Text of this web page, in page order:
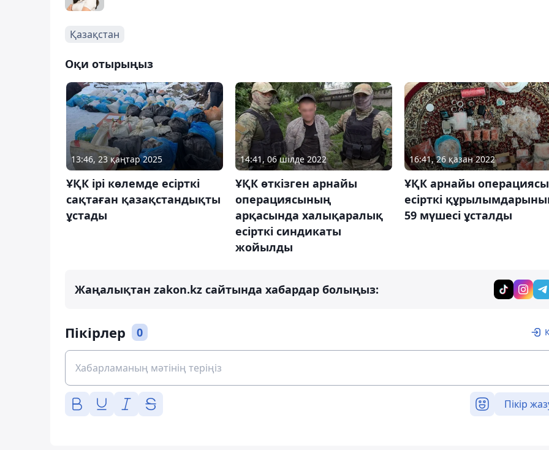
Қазақстан
Оқи отырыңыз
13:46, 23 қаңтар 2025
ҰҚК ірі көлемде есірткі
сақтаған қазақстандықты
ұстады
14:41, 06 шілде 2022
ҰҚК өткізген арнайы
операциясының
арқасында халықаралық
есірткі синдикаты
жойылды
16:41, 26 қазан 2022
ҰҚК арнайы
есірткі
59 мүшесі ұсталды
Жаңалықтан zakon.kz сайтында хабардар болыңыз:
Пікірлер 0
Пікір